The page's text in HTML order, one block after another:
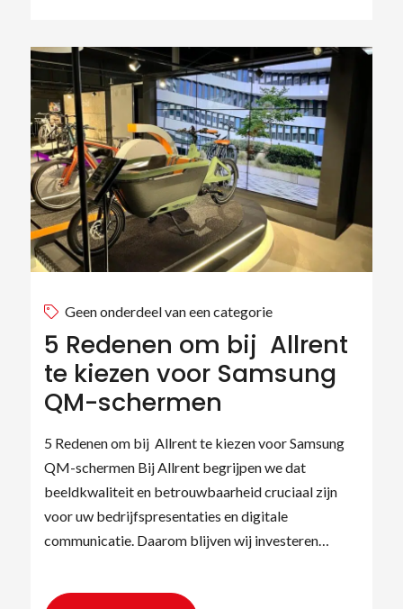
Geen onderdeel van een categorie
5 Redenen om bij Allrent
te kiezen voor Samsung
QM-schermen
5 Redenen om bij Allrent te kiezen voor Samsung
QM-schermen Bij Allrent begrijpen we dat
beeldkwaliteit en betrouwbaarheid cruciaal zijn
voor uw bedrijfspresentaties en digitale
communicatie. Daarom blijven wij investeren…